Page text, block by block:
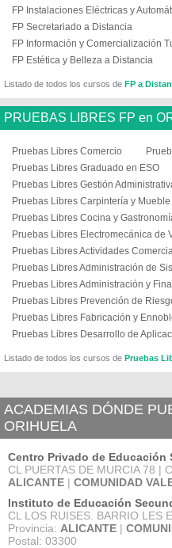
FP Instalaciones Eléctricas y
FP Secretariado a Distancia
FP Información y Comercialización
FP Estética y Belleza a Distancia
Listado de todos los cursos de FP a
PRUEBAS LIBRES FP en
Pruebas Libres Comercio
Pruebas Libres Graduado en ESO
Pruebas Libres Gestión
Pruebas Libres Carpintería y Mueble
Pruebas Libres Cocina y
Pruebas Libres Electromecánica de
Pruebas Libres Actividades
Pruebas Libres Administración de
Pruebas Libres Administración y
Pruebas Libres Prevención de
Pruebas Libres Fabricación y
Pruebas Libres Desarrollo de
Listado de todos los cursos de Pruebas
ACADEMIAS DÓNDE
ORIHUELA
Centro Privado de Educación
CL PUERTAS DE MURCIA 78 |
ALICANTE | COMUNIDAD
Instituto de Educación
CL LOS RUISES. BARRIO LES
Provincia: ALICANTE |
Postal: 03300